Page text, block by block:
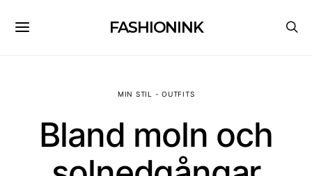
FASHIONINK
MIN STIL - OUTFITS
Bland moln och